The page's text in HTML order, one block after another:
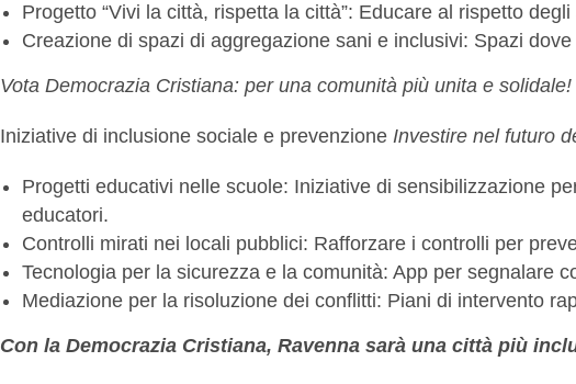
Progetto “Vivi la città, rispetta la città”: Educare al rispetto
Creazione di spazi di aggregazione sani e inclusivi: Spazi
Vota Democrazia Cristiana: per una comunità più unita e solidale!
Iniziative di inclusione sociale e prevenzione Investire nel futuro
Progetti educativi nelle scuole: Iniziative di sensibilizzazione
educatori.
Controlli mirati nei locali pubblici: Rafforzare i controlli per
Tecnologia per la sicurezza e la comunità: App per segnalare
Mediazione per la risoluzione dei conflitti: Piani di intervento
Con la Democrazia Cristiana, Ravenna sarà una città più